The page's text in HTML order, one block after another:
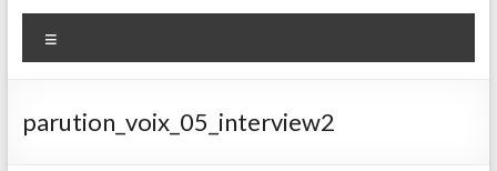
parution_voix_05_interview2